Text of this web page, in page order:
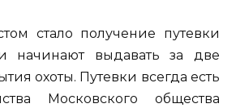
стало получение путевки
начинают выдавать за две
охоты. Путевки всегда есть
Московского общества